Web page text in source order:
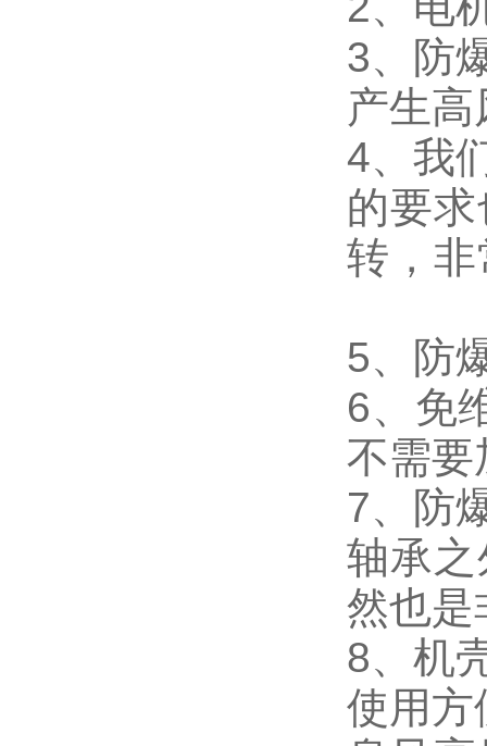
2、电
3、防
产生高
4、我
的要
转，
5、防
6、免
不需
7、防
轴承
然也是
8、机
使用方